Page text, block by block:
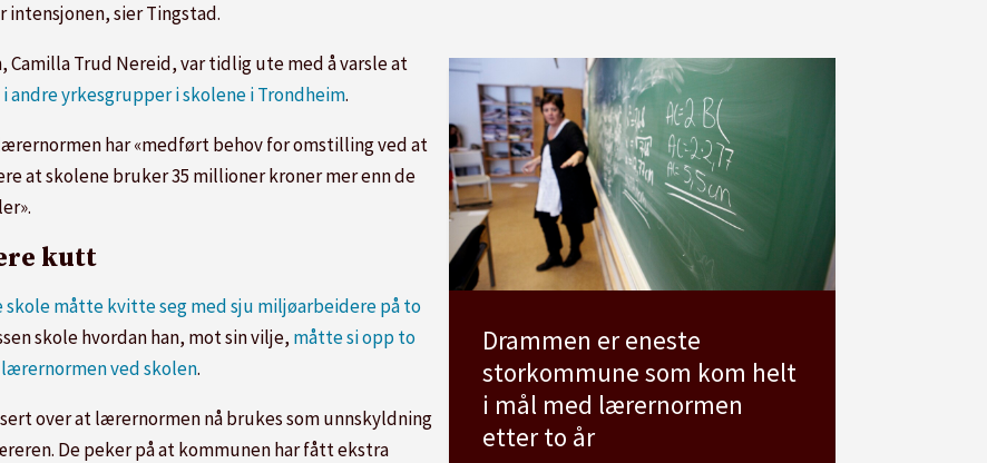
intensjonen, sier Tingstad.
Drammen er eneste
storkommune som kom helt
i mål med lærernormen
etter to år
Trud Nereid, var tidlig ute med å varsle at
yrkesgrupper i skolene i Trondheim.
har «medført behov for omstilling ved at
at skolene bruker 35 millioner kroner mer enn de
kutt
skole måtte kvitte seg med sju miljøarbeidere på to
skole hvordan han, mot sin vilje, måtte si opp to
ved skolen.
over at lærernormen nå brukes som unnskyldning
De peker på at kommunen har fått ekstra